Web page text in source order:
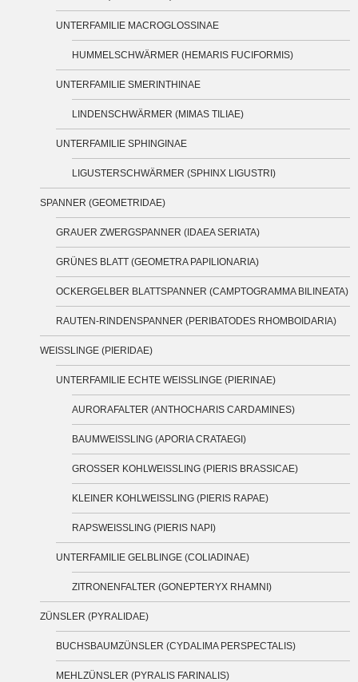
UNTERFAMILIE MACROGLOSSINAE
HUMMELSCHWÄRMER (HEMARIS FUCIFORMIS)
UNTERFAMILIE SMERINTHINAE
LINDENSCHWÄRMER (MIMAS TILIAE)
UNTERFAMILIE SPHINGINAE
LIGUSTERSCHWÄRMER (SPHINX LIGUSTRI)
SPANNER (GEOMETRIDAE)
GRAUER ZWERGSPANNER (IDAEA SERIATA)
GRÜNES BLATT (GEOMETRA PAPILIONARIA)
OCKERGELBER BLATTSPANNER (CAMPTOGRAMMA BILINEATA)
RAUTEN-RINDENSPANNER (PERIBATODES RHOMBOIDARIA)
WEISSLINGE (PIERIDAE)
UNTERFAMILIE ECHTE WEISSLINGE (PIERINAE)
AURORAFALTER (ANTHOCHARIS CARDAMINES)
BAUMWEISSLING (APORIA CRATAEGI)
GROSSER KOHLWEISSLING (PIERIS BRASSICAE)
KLEINER KOHLWEISSLING (PIERIS RAPAE)
RAPSWEISSLING (PIERIS NAPI)
UNTERFAMILIE GELBLINGE (COLIADINAE)
ZITRONENFALTER (GONEPTERYX RHAMNI)
ZÜNSLER (PYRALIDAE)
BUCHSBAUMZÜNSLER (CYDALIMA PERSPECTALIS)
MEHLZÜNSLER (PYRALIS FARINALIS)